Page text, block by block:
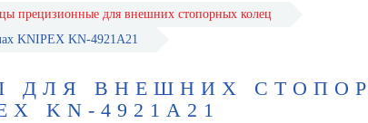
прецизионные для внешних стопорных колец
KNIPEX KN-4921A21
ДЛЯ ВНЕШНИХ
KN-4921A21